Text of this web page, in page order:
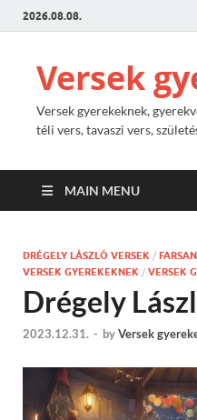
2026.08.08.
Versek
Versek gyerekeknek,
téli vers, tavaszi vers,
MAIN MENU
DRÉGELY LÁSZLÓ VERSEK /
VERSEK GYEREKEKNEK / VERSEK
Drégely
2023.12.31. - byVersek